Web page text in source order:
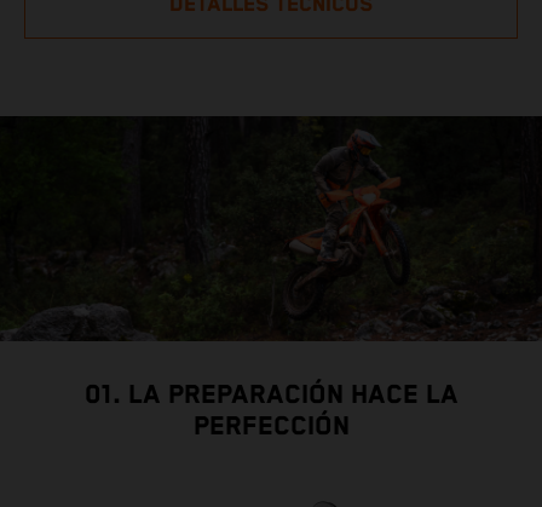
01. LA PREPARACIÓN HACE LA
PERFECCIÓN